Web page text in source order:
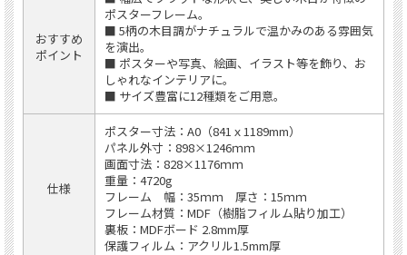
おすすめ
ポイント
ポスターフレーム。
■ 5柄の木目調がナチュラルで温かみのある雰囲気
を演出。
■ ポスターや写真、絵画、イラスト等を飾り、お
しゃれなインテリアに。
■ サイズ豊富に12種類をご用意。
仕様
ポスター寸法：A0（841ｘ1189mm）
パネル外寸：898×1246ｍｍ
画面寸法：828×1176ｍｍ
重量：4720g
フレーム 幅：35ｍｍ 厚さ：15ｍｍ
フレーム材質：MDF（樹脂フィルム貼り加工）
裏板：MDFボード 2.8mm厚
保護フィルム：アクリル1.5mm厚